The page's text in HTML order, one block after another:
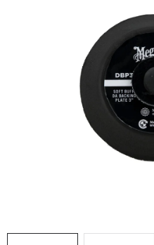
DÁRKOVÉ SADY A POUKAZY
NAŠE SLUŽBY